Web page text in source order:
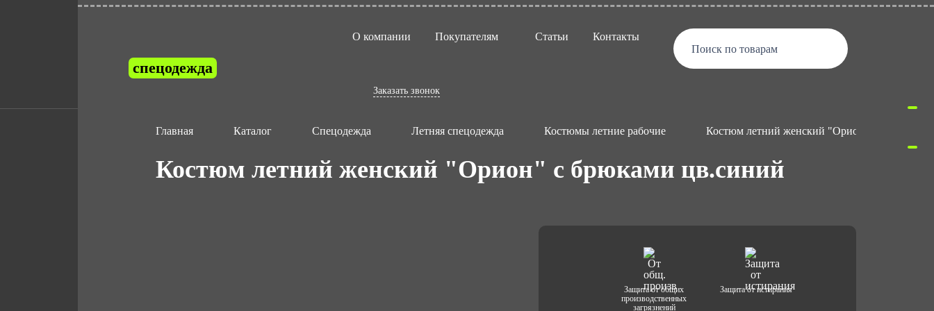
спецодежда
О компании Покупателям Статьи Контакты
Заказать звонок
Поиск по товарам
Главная Каталог Спецодежда Летняя спецодежда Костюмы летние рабочие Костюм летний женский "Орион" с брюками
Костюм летний женский "Орион" с брюками цв.синий
Защита от общих
производственных
загрязнений
Защита от истирания